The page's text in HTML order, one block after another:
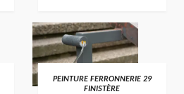
PEINTURE FERRONNERIE 29
FINISTÈRE